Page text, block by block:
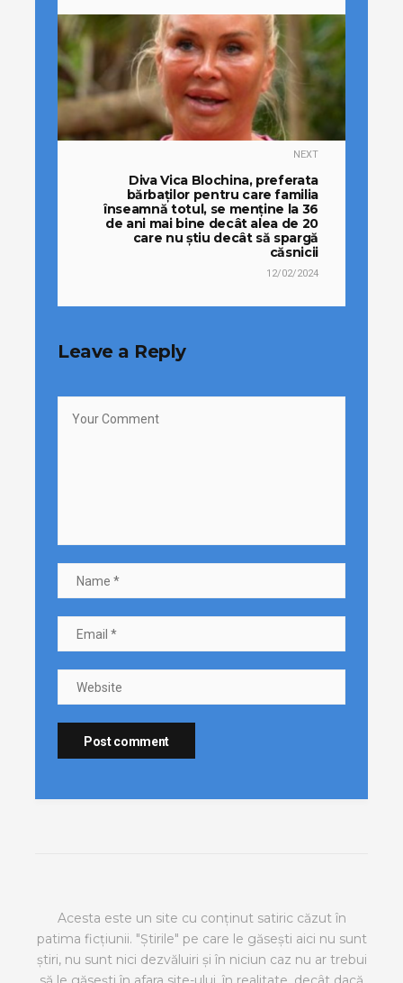
NEXT
Diva Vica Blochina, preferata
bărbaților pentru care familia
înseamnă totul, se menține la 36
de ani mai bine decât alea de 20
care nu știu decât să spargă
căsnicii
12/02/2024
Leave a Reply
Acesta este un site cu conținut satiric căzut în
patima ficțiunii. "Știrile" pe care le găsești aici nu sunt
știri, nu sunt nici dezvăluiri și în niciun caz nu ar trebui